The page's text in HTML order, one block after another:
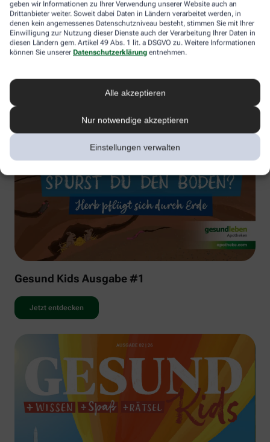
geben wir Informationen zu Ihrer Verwendung unserer Website auch an
Drittanbieter weiter. Soweit dabei Daten in Ländern verarbeitet werden, in
denen kein angemessenes Datenschutzniveau besteht, stimmen Sie mit Ihrer
Einwilligung zur Nutzung dieser Dienste auch der Verarbeitung Ihrer Daten in
diesen Ländern gem. Artikel 49 Abs. 1 lit. a DSGVO zu. Weitere Informationen
können Sie unserer Datenschutzerklärung entnehmen.
Alle akzeptieren
Nur notwendige akzeptieren
Einstellungen verwalten
Gesund Kids Ausgabe #1
Jetzt entdecken